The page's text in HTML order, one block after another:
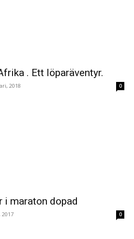
. Ett löparäventyr.
2018 0
i maraton dopad
0